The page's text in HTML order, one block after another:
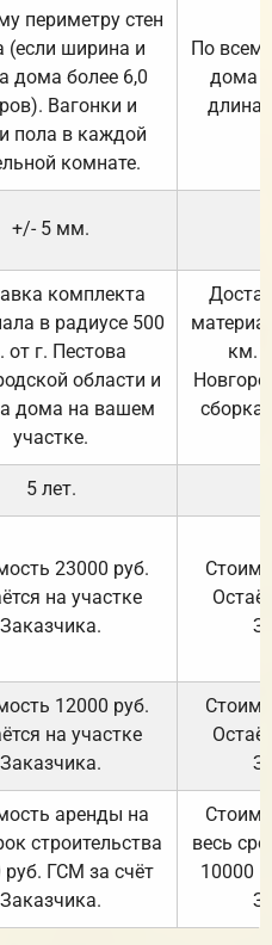
периметру стен
(если ширина и
дома более 6,0
Вагонки и
пола в каждой
комнате.
По
дома
длина
+/- 5 мм.
комплекта
в радиусе 500
от г. Пестова
области и
дома на вашем
участке.
км.
5 лет.
23000 руб.
на участке
Заказчика.
12000 руб.
на участке
Заказчика.
аренды на
строительства
руб. ГСМ за счёт
Заказчика.
весь
10000